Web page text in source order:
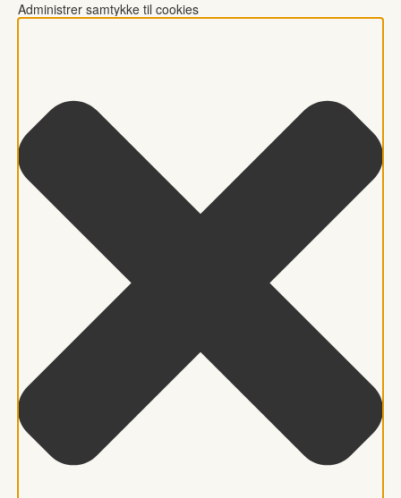
Administrer samtykke til cookies